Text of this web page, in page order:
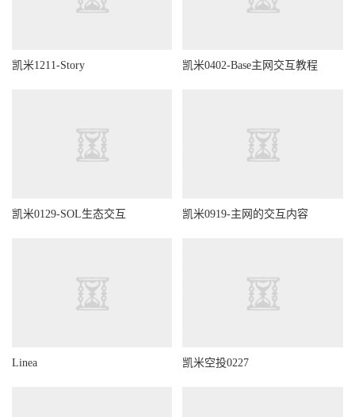
凯米1211-Story 凯米0402-Base主网交互教程
凯米0129-SOL生态交互 凯米0919-主网的交互内容
Linea 凯米空投0227